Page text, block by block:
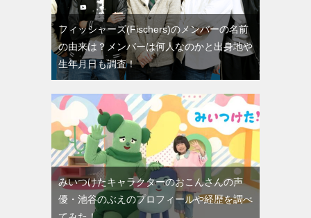
フィッシャーズ(Fischers)のメンバーの名前
の由来は？メンバーは何人なのかと出身地や
生年月日も調査！
みいつけたキャラクターのおこんさんの声
優・池谷のぶえのプロフィールや経歴を調べ